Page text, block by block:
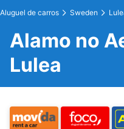
Aluguel de carros Sweden
Alamo no
Lulea